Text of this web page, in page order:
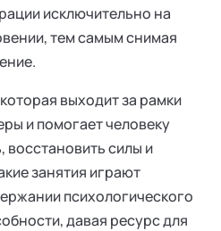
исключительно на
тем самым снимая
выходит за рамки
и помогает человеку
силы и
занятия играют
психологического
давая ресурс для